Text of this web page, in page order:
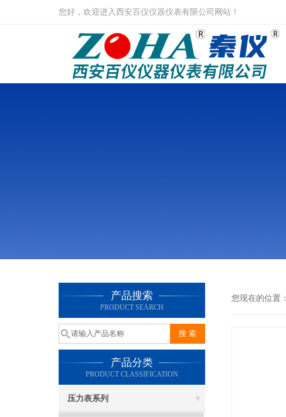
您好，欢迎进入西安百仪仪器仪表有限公司网站！
产品搜索
PRODUCT SEARCH
产品分类
PRODUCT CLASSIFICATION
压力表系列
您现在的位置：